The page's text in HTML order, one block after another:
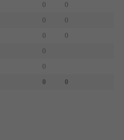
0 0
0 0
0 0
0
0
0 0